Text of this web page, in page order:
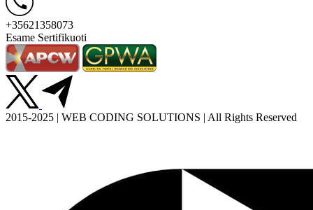
+35621358073
Esame Sertifikuoti
2015-2025 | WEB CODING SOLUTIONS | All Rights Reserved